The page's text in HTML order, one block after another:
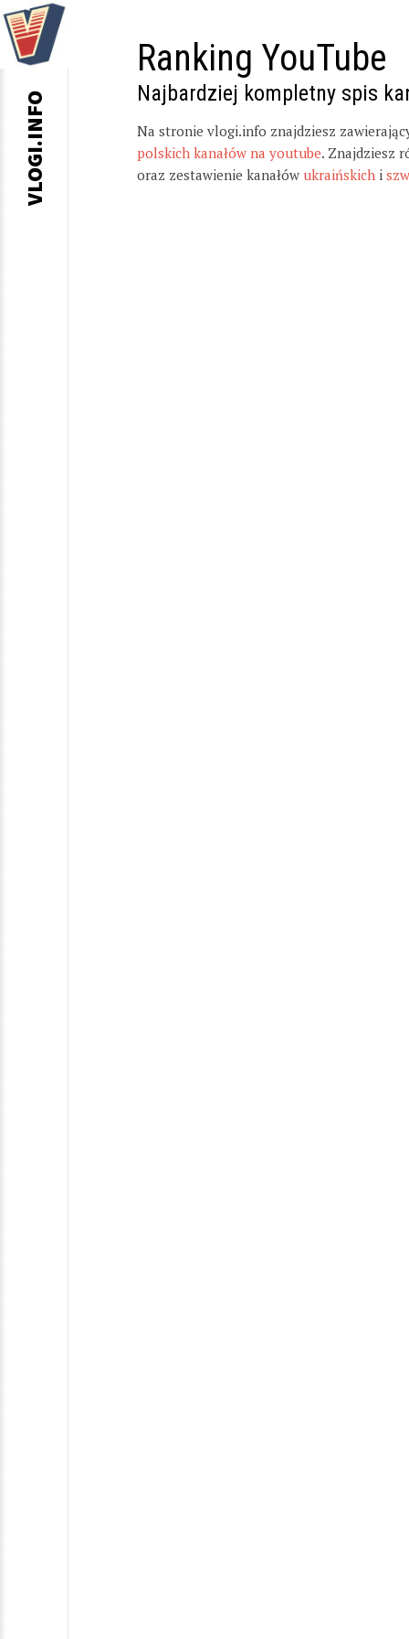
Ranking YouTube
Najbardziej kompletny spis
Na stronie vlogi.info znajdziesz
polskich kanałów na youtube. Znajdziesz
oraz zestawienie kanałów ukraińskich i
VLOGI.INFO